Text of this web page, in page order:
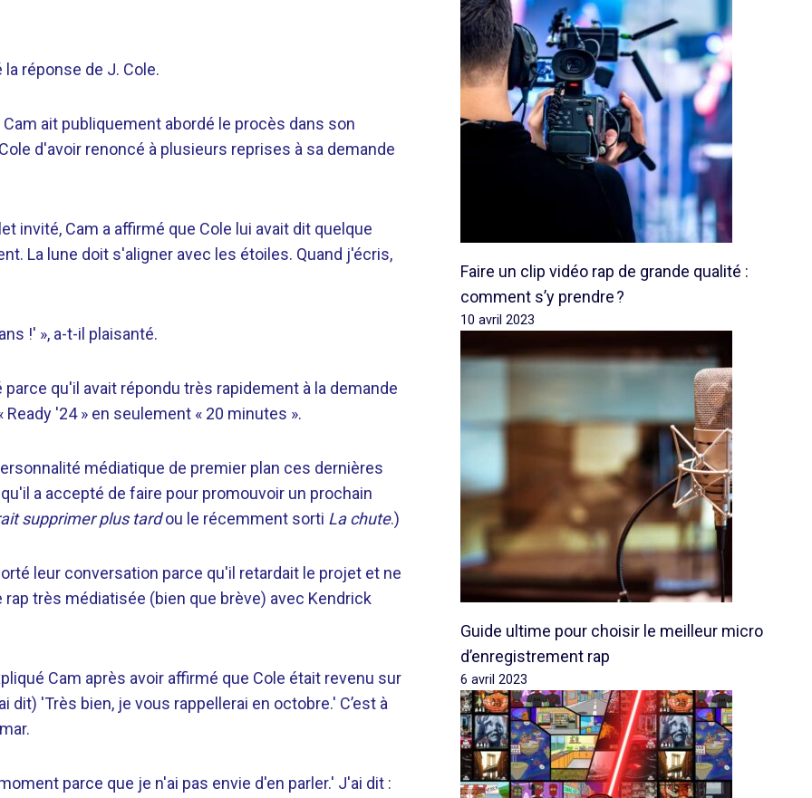
réponse de J. Cole.
ait publiquement abordé le procès dans son
d'avoir renoncé à plusieurs reprises à sa demande
invité, Cam a affirmé que Cole lui avait dit quelque
La lune doit s'aligner avec les étoiles. Quand j'écris,
!' », a-t-il plaisanté.
qu'il avait répondu très rapidement à la demande
'24 » en seulement « 20 minutes ».
médiatique de premier plan ces dernières
a accepté de faire pour promouvoir un prochain
supprimer plus tardou le récemment sorti La chute.)
leur conversation parce qu'il retardait le projet et ne
très médiatisée (bien que brève) avec Kendrick
Cam après avoir affirmé que Cole était revenu sur
'Très bien, je vous rappellerai en octobre.' C’est à
parce que je n'ai pas envie d'en parler.' J'ai dit :
Faire un clip vidéo rap de grande qualité :
comment s’y prendre ?
10 avril 2023
Guide ultime pour choisir le meilleur micro
d’enregistrement rap
6 avril 2023